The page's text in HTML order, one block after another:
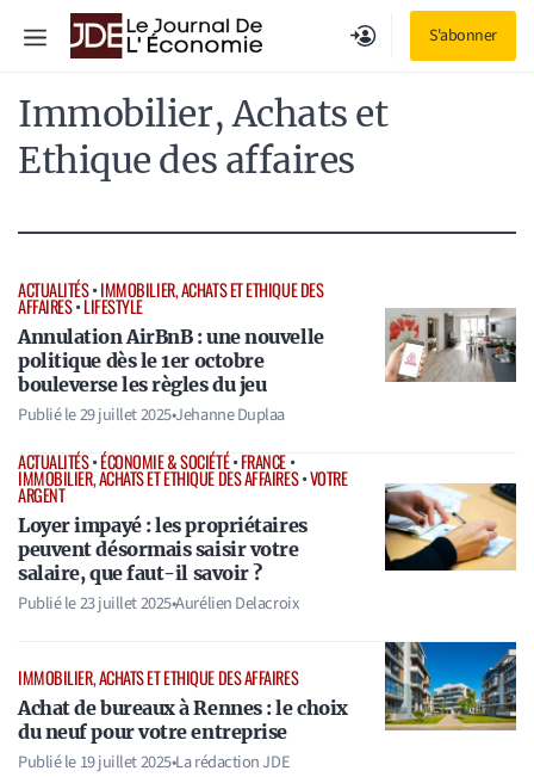
S'abonner
Menu
Immobilier, Achats et
Ethique des affaires
ACTUALITÉS•IMMOBILIER, ACHATS ET ETHIQUE DES
AFFAIRES•LIFESTYLE
Annulation AirBnB : une nouvelle
politique dès le 1er octobre
bouleverse les règles du jeu
Publié le29 juillet 2025•Jehanne Duplaa
ACTUALITÉS•ÉCONOMIE & SOCIÉTÉ•FRANCE•
IMMOBILIER, ACHATS ET ETHIQUE DES AFFAIRES•VOTRE
ARGENT
Loyer impayé : les propriétaires
peuvent désormais saisir votre
salaire, que faut-il savoir ?
Publié le23 juillet 2025•Aurélien Delacroix
IMMOBILIER, ACHATS ET ETHIQUE DES AFFAIRES
Achat de bureaux à Rennes : le choix
du neuf pour votre entreprise
Publié le19 juillet 2025•La rédaction JDE